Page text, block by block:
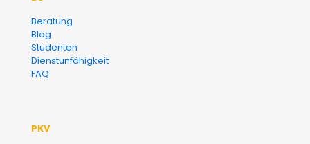
Beratung
Blog
Studenten
Dienstunfähigkeit
FAQ
PKV